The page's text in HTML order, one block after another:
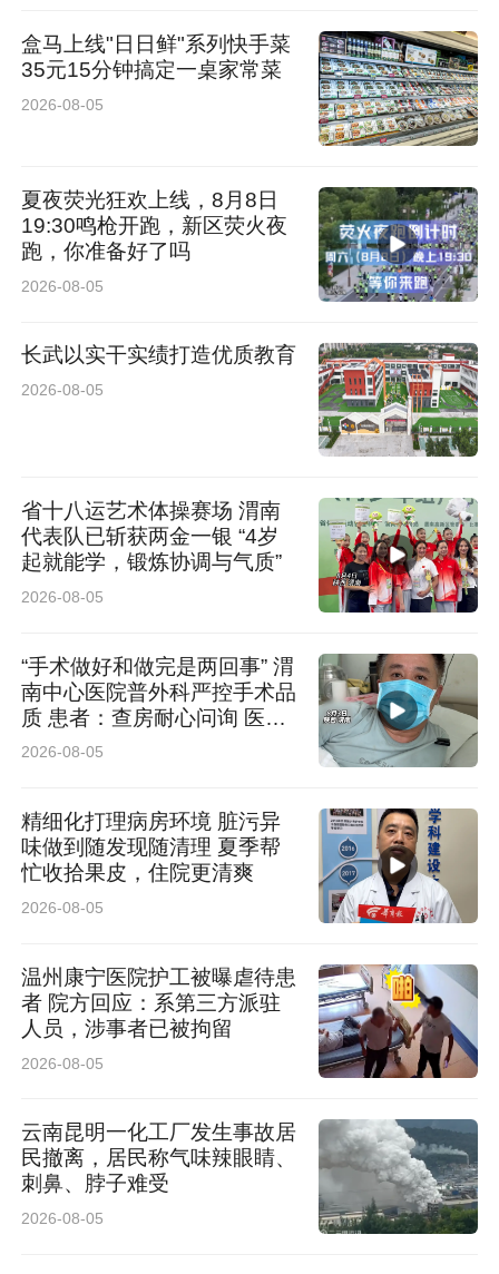
老精准洞察不同行业的差异化保障需求。自2013
年起，创新推出BBC职域服务模式，打通企事业
单位与职工的保障服务链路，将服务触角延伸至
职工个人及其家庭——通过与企事业单位公对公
合作，为单位职工定制保险方案和服务方案。并
依托员工制专业服务团队和项目制的组织形式，
务与线下面对面服务相结合的服务方式，为职工
及家属持续提供满足其全生命周期的养老、健
康、医疗保障方案。截至2026年6月，职域服务
家庭超1800万人。
2024年12月，作为构建中国“三支柱”养老保险体
泰康养老依托BBC职域服务模式，开始为企事业
单位职工提供包含政策宣讲、咨询等在内的全方
位养老规划服务，截至2026年6月，累计已服务
户数位居行业前列。此外，泰康养老的个人养老
金客户呈现出参与度高、缴存金额高、继续率
高、缴费期长、服务期长的特点。泰康养老还将
个人养老金服务延伸到医养康宁全生命周期服务
和重疾、意外等家庭综合保障。
养老金融服务的品质升级，离不开一支高素质的
专业队伍。近年来，泰康养老先后组织各级服务
团队参与人力资源和社会保障部社会保障能力建
设中心、毕马威中国主办的两大专项培训，着力
盒马上线"日日鲜"系列快手菜
35元15分钟搞定一桌家常菜
2026-08-05
夏夜荧光狂欢上线，8月8日
19:30鸣枪开跑，新区荧火夜
跑，你准备好了吗
2026-08-05
长武以实干实绩打造优质教育
2026-08-05
省十八运艺术体操赛场 渭南
代表队已斩获两金一银 “4岁
起就能学，锻炼协调与气质”
2026-08-05
“手术做好和做完是两回事” 渭
南中心医院普外科严控手术品
质 患者：查房耐心问询 医护
认真负责
2026-08-05
精细化打理病房环境 脏污异
味做到随发现随清理 夏季帮
忙收拾果皮，住院更清爽
2026-08-05
温州康宁医院护工被曝虐待患
者 院方回应：系第三方派驻
人员，涉事者已被拘留
2026-08-05
云南昆明一化工厂发生事故居
民撤离，居民称气味辣眼睛、
刺鼻、脖子难受
2026-08-05